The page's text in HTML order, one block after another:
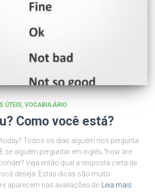
ÚTEIS VOCABULÁRIO
Como você está?
Todos os dias alguém nos pergunta
se alguém perguntar em inglês “how are
Veja então qual a resposta certa de
deseja: Estas dicas são muito
aparecem nas avaliações de
Leia mais